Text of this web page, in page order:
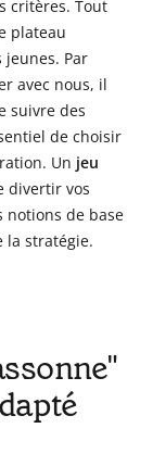
critères. Tout
plateau
Par
avec nous, il
suivre des
de choisir
Un jeu
divertir vos
notions de base
la stratégie.